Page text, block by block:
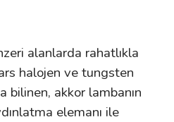
alanlarda rahatlıkla
halojen ve tungsten
bilinen, akkor lambanın
elemanı ile